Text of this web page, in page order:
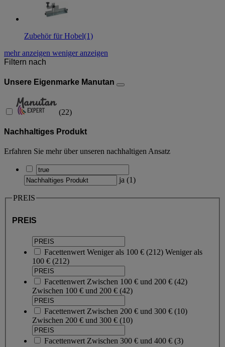
Zubehör für Hobel(1)
mehr anzeigen weniger anzeigen
Filtern nach
Unsere Eigenmarke Manutan
(22)
Nachhaltiges Produkt
Erfahren Sie mehr über unseren nachhaltigen Ansatz
ja (1)
PREIS
PREIS
Facettenwert Weniger als 100 € (212) Weniger als
100 € (212)
Facettenwert Zwischen 100 € und 200 € (42)
Zwischen 100 € und 200 € (42)
Facettenwert Zwischen 200 € und 300 € (10)
Zwischen 200 € und 300 € (10)
Facettenwert Zwischen 300 € und 400 € (3)